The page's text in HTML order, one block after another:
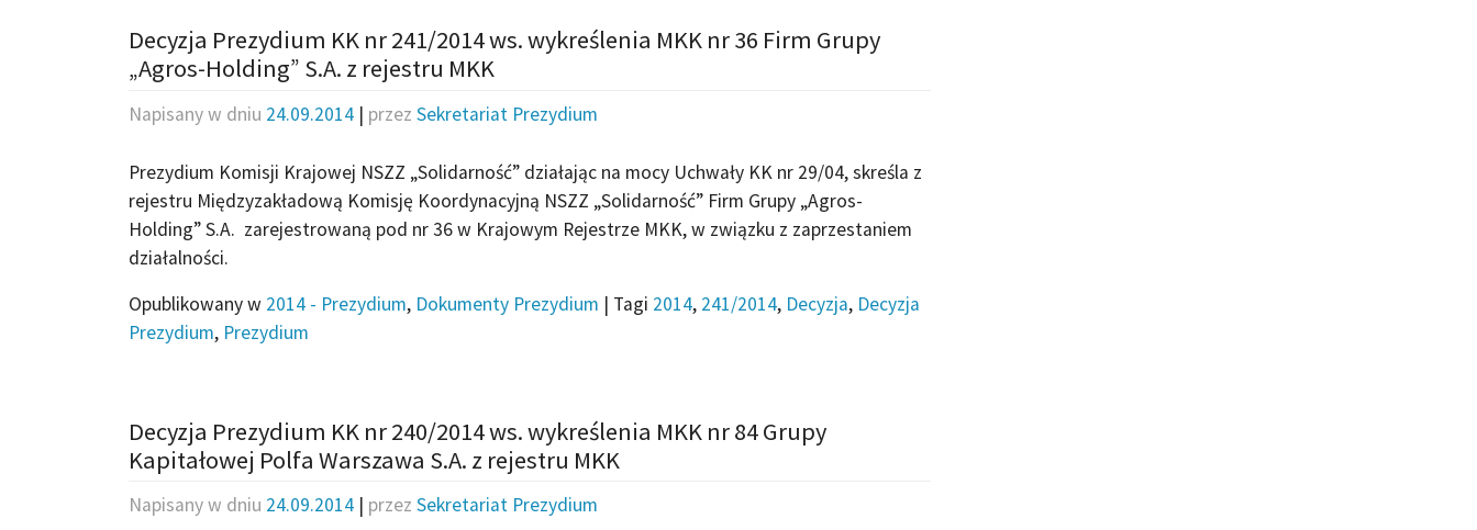
Decyzja Prezydium KK nr 241/2014 ws. wykreślenia MKK nr 36 Firm Grupy
„Agros-Holding” S.A. z rejestru MKK
Napisany w dniu 24.09.2014 | przez Sekretariat Prezydium
Prezydium Komisji Krajowej NSZZ „Solidarność” działając na mocy Uchwały KK nr 29/04, skreśla z
rejestru Międzyzakładową Komisję Koordynacyjną NSZZ „Solidarność” Firm Grupy „Agros-
Holding” S.A. zarejestrowaną pod nr 36 w Krajowym Rejestrze MKK, w związku z zaprzestaniem
działalności.
Opublikowany w 2014 - Prezydium, Dokumenty Prezydium | Tagi 2014, 241/2014, Decyzja, Decyzja
Prezydium, Prezydium
Decyzja Prezydium KK nr 240/2014 ws. wykreślenia MKK nr 84 Grupy
Kapitałowej Polfa Warszawa S.A. z rejestru MKK
Napisany w dniu 24.09.2014 | przez Sekretariat Prezydium